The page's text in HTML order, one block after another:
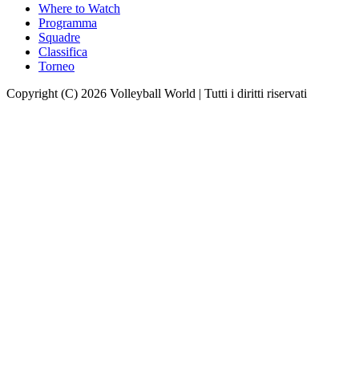
Where to Watch
Programma
Squadre
Classifica
Torneo
Copyright (C) 2026 Volleyball World | Tutti i diritti riservati